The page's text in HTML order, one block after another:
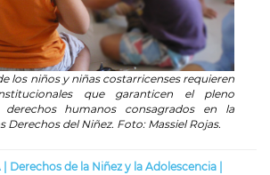
los niños y niñas costarricenses requieren
que garanticen el pleno
humanos consagrados en la
Derechos del Niñez. Foto: Massiel Rojas.
Derechos de la Niñez y la Adolescencia |